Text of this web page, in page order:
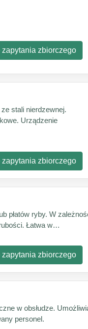
zapytania zbiorczego
stali nierdzewnej.
Urządzenie
zapytania zbiorczego
płatów ryby. W
Łatwa w…
zapytania zbiorczego
w obsłudze.
personel.